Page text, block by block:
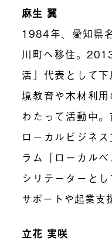
麻生 翼
1984年、愛知県
川町へ移住。
活」代表として
境教育や木材利
わたって活動中
ローカルビジネ
ラム「ローカル
シリテーターと
サポートや起業支
立花 実咲